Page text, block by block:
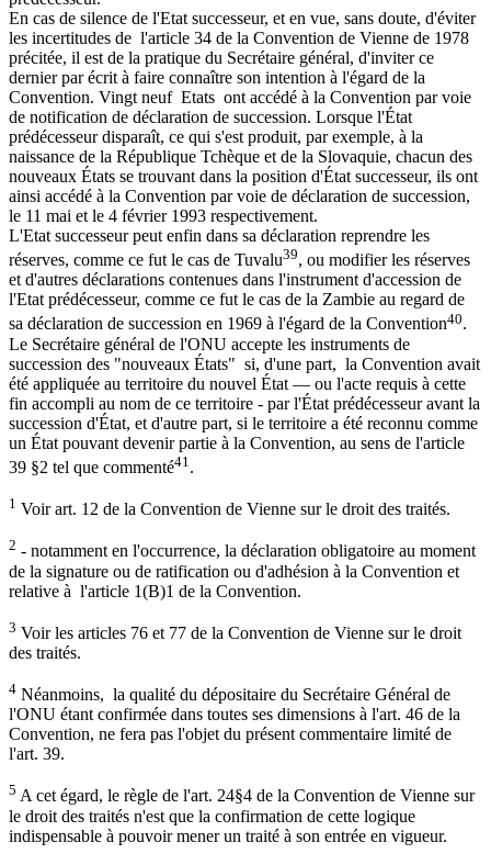
En cas de silence de l'Etat successeur, et en vue, sans doute, d'éviter
les incertitudes de l'article 34 de la Convention de Vienne de 1978
précitée, il est de la pratique du Secrétaire général, d'inviter ce
dernier par écrit à faire connaître son intention à l'égard de la
Convention. Vingt neuf Etats ont accédé à la Convention par voie
de notification de déclaration de succession. Lorsque l'État
prédécesseur disparaît, ce qui s'est produit, par exemple, à la
naissance de la République Tchèque et de la Slovaquie, chacun des
nouveaux États se trouvant dans la position d'État successeur, ils ont
ainsi accédé à la Convention par voie de déclaration de succession,
le 11 mai et le 4 février 1993 respectivement.
L'Etat successeur peut enfin dans sa déclaration reprendre les
réserves, comme ce fut le cas de Tuvalu39, ou modifier les réserves
et d'autres déclarations contenues dans l'instrument d'accession de
l'Etat prédécesseur, comme ce fut le cas de la Zambie au regard de
sa déclaration de succession en 1969 à l'égard de la Convention40.
Le Secrétaire général de l'ONU accepte les instruments de
succession des "nouveaux États" si, d'une part, la Convention avait
été appliquée au territoire du nouvel État — ou l'acte requis à cette
fin accompli au nom de ce territoire - par l'État prédécesseur avant la
succession d'État, et d'autre part, si le territoire a été reconnu comme
un État pouvant devenir partie à la Convention, au sens de l'article
39 §2 tel que commenté41 .
1 Voir art. 12 de la Convention de Vienne sur le droit des traités.
2 - notamment en l'occurrence, la déclaration obligatoire au moment
de la signature ou de ratification ou d'adhésion à la Convention et
relative à l'article 1(B)1 de la Convention.
3 Voir les articles 76 et 77 de la Convention de Vienne sur le droit
des traités.
4 Néanmoins, la qualité du dépositaire du Secrétaire Général de
l'ONU étant confirmée dans toutes ses dimensions à l'art. 46 de la
Convention, ne fera pas l'objet du présent commentaire limité de
l'art. 39.
5 A cet égard, le règle de l'art. 24§4 de la Convention de Vienne sur
le droit des traités n'est que la confirmation de cette logique
indispensable à pouvoir mener un traité à son entrée en vigueur.